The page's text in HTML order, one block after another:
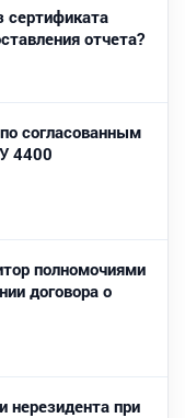
отчета?
согласованным
4400
полномочиями
договора о
нерезидента при